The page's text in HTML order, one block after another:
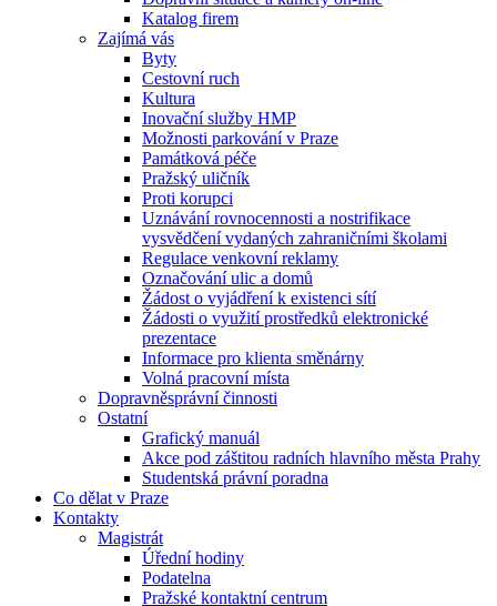
Katalog firem
Zajímá vás
Byty
Cestovní ruch
Kultura
Inovační služby HMP
Možnosti parkování v Praze
Památková péče
Pražský uličník
Proti korupci
Uznávání rovnocennosti a nostrifikace
vysvědčení vydaných zahraničními školami
Regulace venkovní reklamy
Označování ulic a domů
Žádost o vyjádření k existenci sítí
Žádosti o využití prostředků elektronické
prezentace
Informace pro klienta směnárny
Volná pracovní místa
Dopravněsprávní činnosti
Ostatní
Grafický manuál
Akce pod záštitou radních hlavního města Prahy
Studentská právní poradna
Co dělat v Praze
Kontakty
Magistrát
Úřední hodiny
Podatelna
Pražské kontaktní centrum